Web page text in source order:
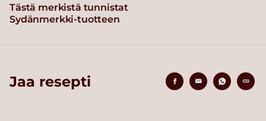
Tästä merkistä tunnistat
Sydänmerkki-tuotteen
Jaa resepti